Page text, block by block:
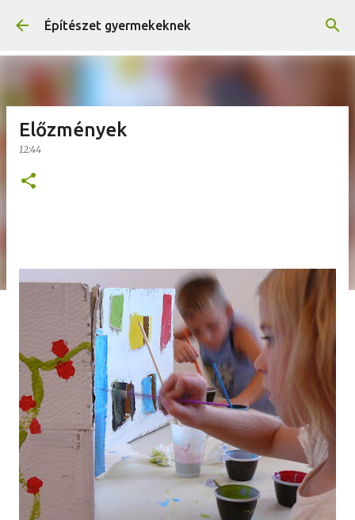
Ugrás a fő tartalomra
Építészet gyermekeknek
Előzmények
12:44